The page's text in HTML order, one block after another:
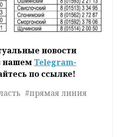
новости
нашем Telegram-
по ссылке!
#прямая линия